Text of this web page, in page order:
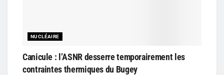
NUCLÉAIRE
Canicule : l’ASNR desserre temporairement les
contraintes thermiques du Bugey